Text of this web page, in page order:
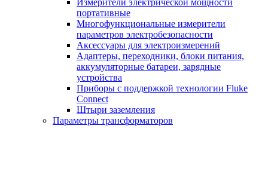
Измерители электрической мощности
портативные
Многофункциональные измерители
параметров электробезопасности
Аксессуары для электроизмерений
Адаптеры, переходники, блоки питания,
аккумуляторные батареи, зарядные
устройства
Приборы с поддержкой технологии Fluke
Connect
Штыри заземления
Параметры трансформаторов